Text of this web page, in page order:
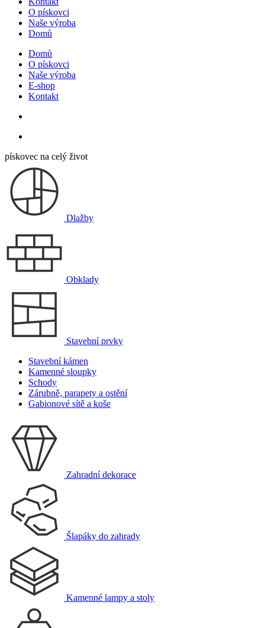
O pískovci
Naše výroba
Domů
Domů
O pískovci
Naše výroba
E-shop
Kontakt
pískovec na celý život
Dlažby
Obklady
Stavební prvky
Stavební kámen
Kamenné sloupky
Schody
Zárubně, parapety a ostění
Gabionové sítě a koše
Zahradní dekorace
Šlapáky do zahrady
Kamenné lampy a stoly